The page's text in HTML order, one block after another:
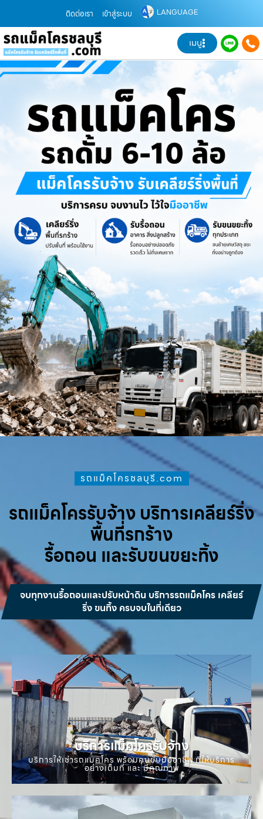
ติดต่อเรา เข้าสู่ระบบ LANGUAGE
เมนู
รถแม็คโครชลบุรี.com
รถแม็คโครรับจ้าง บริการเคลียร์ริ่ง
พื้นที่รกร้าง
รื้อถอน และรับขนขยะทิ้ง
จบทุกงานรื้อถอนและปรับหน้าดิน บริการรถแม็คโคร เคลียร์
ริ่ง ขนทิ้ง ครบจบในที่เดียว
บริการแม็คโครรับจ้าง
บริการให้เช่ารถแมคโคร พร้อมคนขับมืออาชีพ ที่ให้บริการ
อย่างเต็มที่ และ มีคุณภาพ